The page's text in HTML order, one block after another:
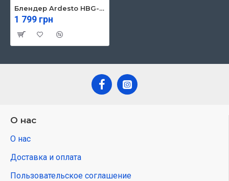
Блендер Ardesto HBG-1000BCHP
1 799 грн
О нас
О нас
Доставка и оплата
Пользовательское соглашение